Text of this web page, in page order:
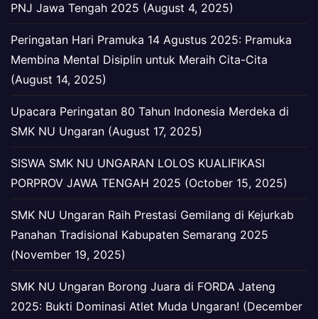
PNJ Jawa Tengah 2025 (August 4, 2025)
Peringatan Hari Pramuka 14 Agustus 2025: Pramuka
Membina Mental Disiplin untuk Meraih Cita-Cita
(August 14, 2025)
Upacara Peringatan 80 Tahun Indonesia Merdeka di
SMK NU Ungaran (August 17, 2025)
SISWA SMK NU UNGARAN LOLOS KUALIFIKASI
PORPROV JAWA TENGAH 2025 (October 15, 2025)
SMK NU Ungaran Raih Prestasi Gemilang di Kejurkab
Panahan Tradisional Kabupaten Semarang 2025
(November 19, 2025)
SMK NU Ungaran Borong Juara di FORDA Jateng
2025: Bukti Dominasi Atlet Muda Ungaran! (December